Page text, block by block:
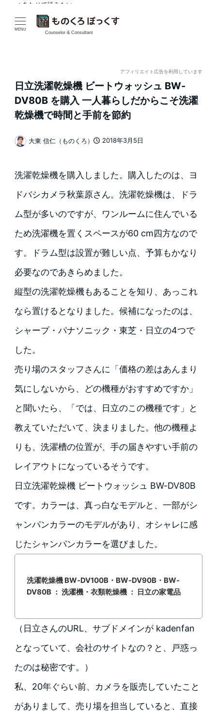
MENU
Counselor & Consultant
アフィリエイト広告を利用しています
日立洗濯乾燥機 ビートウォッシュ BW-
DV80B を購入 一人暮らしだからこそ洗濯
乾燥機で時間と手前を節約
2018年3月5日
著
大東 信仁（ものくろ）
洗濯乾燥機を購入しました。購入したのは、ヨ
ドバシカメラ秋葉原さん。洗濯乾燥機は、ドラ
ム型が多いのですが、ワンルームに住んでいる
ため洗濯機を置くスペースが60 cm四方なので
す。ドラム型は設置が難しい点、予算もかなり
必要なのであきらめました。
縦型の洗濯乾燥機もあることを知り、あっこれ
なら置けるとなりました。候補になったのは、
シャープ・パナソニック・東芝・日立の4つで
した。
売り場のスタッフさんに「価格の差はあんまり
気にしないから、どの機種がおすすめですか」
と聞いたら、「では、日立のこの機種です」と
教えていただいて、決まりました。他の機種よ
りも、洗濯槽の位置が、手の届きやすい手前の
レイアウトになっているそうです。
日立洗濯乾燥機 ビートウォッシュ BW-DV80B
です。カラーは、真っ白なモデルと、一部がシ
ャンパンカラーのモデルがあり、オシャレに感
じたシャンパンカラーを選びました。
✓ あわせて読みたい
洗濯乾燥機 BW-DV100B・BW-DV90B・BW-
DV80B ： 洗濯機・衣類乾燥機 ： 日立の家電品
（日立さんのURL、サブドメインが kadenfan
となっていて、会社のサイトなの？と、戸惑っ
たのは秘密です。）
私、20年ぐらい前、カメラを販売していたこと
がありまして、売り場を担当していると、直接